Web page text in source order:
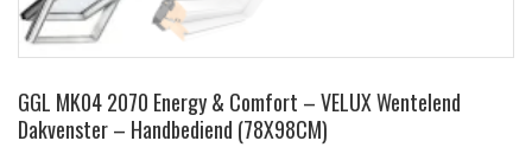
GGL MK04 2070 Energy & Comfort – VELUX Wentelend
Dakvenster – Handbediend (78X98CM)